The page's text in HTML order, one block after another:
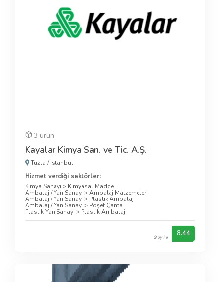
3 ürün
Kayalar Kimya San. ve Tic. A.Ş.
Tuzla /İstanbul
Hizmet verdiği sektörler:
Kimya Sanayi > Kimyasal Madde
Ambalaj / Yan Sanayi >Ambalaj Malzemeleri
Ambalaj / Yan Sanayi > Plastik Ambalaj
Ambalaj / Yan Sanayi > Poşet Çanta
Plastik Yan Sanayi > Plastik Ambalaj
9 oy ile 8.44